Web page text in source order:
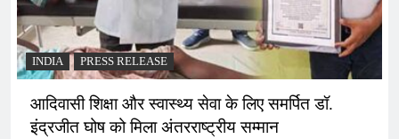
INDIA PRESS RELEASE
आदिवासी शिक्षा और स्वास्थ्य सेवा के लिए समर्पित डॉ.
इंद्रजीत घोष को मिला अंतरराष्ट्रीय सम्मान